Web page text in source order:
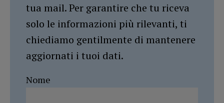
tua mail. Per garantire che tu riceva
solo le informazioni più rilevanti, ti
chiediamo gentilmente di mantenere
aggiornati i tuoi dati.
Nome